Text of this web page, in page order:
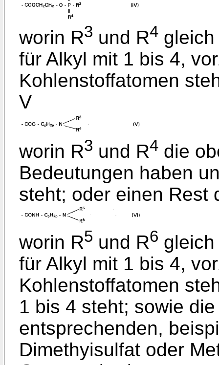
worin R3 und R4
für Alkyl mit 1 bis 4,
Kohlenstoffatomen
V
worin R3 und R4 die
Bedeutungen haben
steht; oder einen Rest
worin R5 und R6
für Alkyl mit 1 bis 4,
Kohlenstoffatomen
1 bis 4 steht; sowie
entsprechenden,
Dimethyisulfat oder